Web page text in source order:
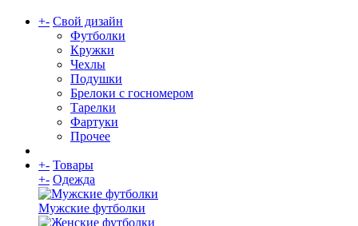
+- Свой дизайн
Футболки
Кружки
Чехлы
Подушки
Брелоки с госномером
Тарелки
Фартуки
Прочее
+- Товары
+- Одежда
Мужские футболки